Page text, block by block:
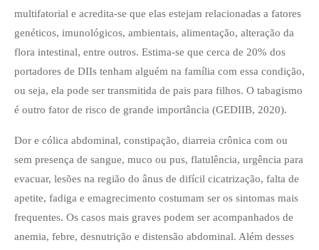
multifatorial e acredita-se que elas estejam relacionadas a fatores
genéticos, imunológicos, ambientais, alimentação, alteração da
flora intestinal, entre outros. Estima-se que cerca de 20% dos
portadores de DIIs tenham alguém na família com essa condição,
ou seja, ela pode ser transmitida de pais para filhos. O tabagismo
é outro fator de risco de grande importância (GEDIIB, 2020).
Dor e cólica abdominal, constipação, diarreia crônica com ou
sem presença de sangue, muco ou pus, flatulência, urgência para
evacuar, lesões na região do ânus de difícil cicatrização, falta de
apetite, fadiga e emagrecimento costumam ser os sintomas mais
frequentes. Os casos mais graves podem ser acompanhados de
anemia, febre, desnutrição e distensão abdominal. Além desses